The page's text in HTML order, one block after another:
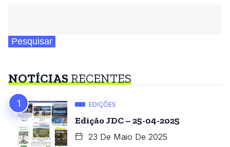
Pesquisar
NOTÍCIASRECENTES
EDIÇÕES
Edição JDC – 25-04-2025
23 De Maio De 2025